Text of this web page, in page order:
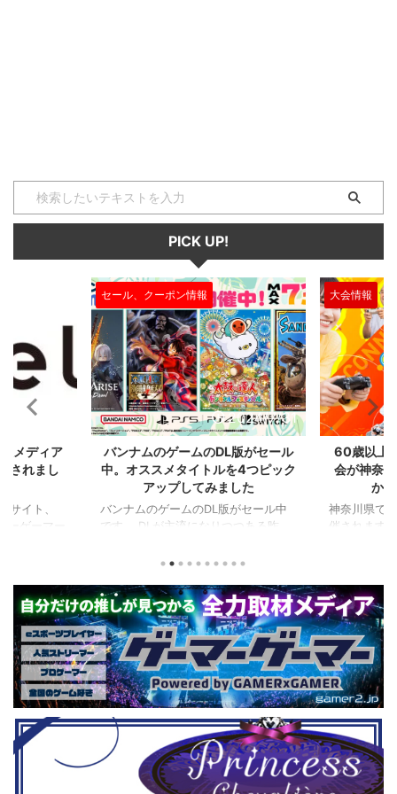
PICK UP!
2024/7/31
がセール
4つピック
セール中
つある昨
ルを独自に
。（類似し
ゲーム、長
ム） 注目
セット』
ホラーゲー
『鉄拳8
大会情報
2024/7/31
60歳以上が対象のeスポーツの大
会が神奈川で開催。ゲストはまさ
かの蝶野正洋！！！
神奈川県でシニアeスポーツ大会が開
催されます。 東日本予選（福島
選（神奈川県）の優勝者3名が決勝大
仕様。ご当地キャラクターによる対戦
も見られるとのことなので、家族で楽
しめるイベントになっているようで
す。 ちなみに、ゲストのプロレスラ
ーである蝶野正洋さんは今年60歳に
なるそうです。トークセッションに登
場しますよ。 この記事のポイント ・
大会参加者は60歳以上 ・3地区で予
選あり。予選は8月24日、25日と9月
22日。本戦は9月22日（事前エ ...
セール、クー
セガのサ
『ユニコ
『ペルソ
セガの最新
ファンから
や編成や育
クなどが話
売されたば
要チェック
ル」に『ユ
登場！『龍
リロード』
は、
ンドーeショ
...